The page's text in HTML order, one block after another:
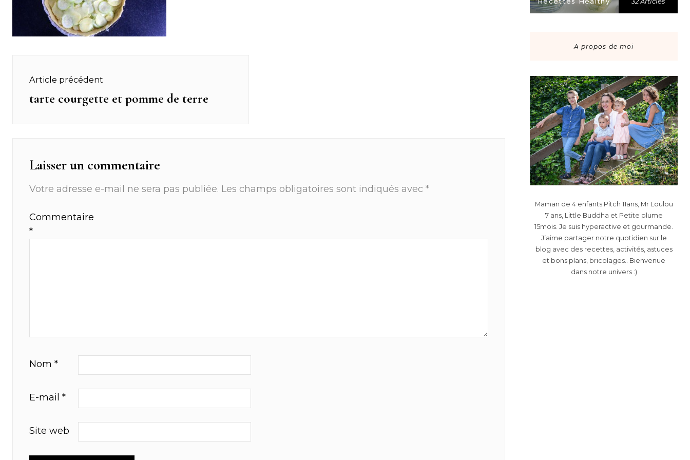
de
Article précédent
Previous
tarte courgette et pomme de terre
Laisser un commentaire
Votre adresse e-mail ne sera pas publiée. Les champs obligatoires sont indiqués avec*
Commentaire
*
Nom*
E-mail*
Site web
A propos de moi
Maman de 4 enfants Pitch 11ans, Mr Loulou
7 ans, Little Buddha et Petite plume
15mois. Je suis hyperactive et gourmande.
J’aime partager notre quotidien sur le
blog avec des recettes, activités, astuces
et bons plans, bricolages.. Bienvenue
dans notre univers :)